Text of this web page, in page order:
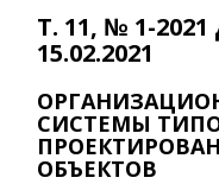
Т. 11, № 1-
15.02.2021
СИСТЕМЫ
ОБЪЕКТОВ